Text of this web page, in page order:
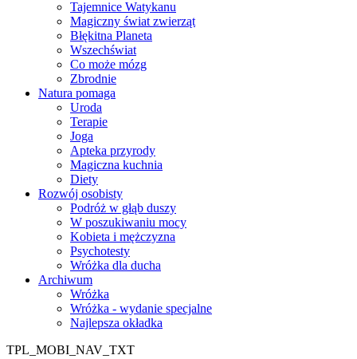
Tajemnice Watykanu
Magiczny świat zwierząt
Błękitna Planeta
Wszechświat
Co może mózg
Zbrodnie
Natura pomaga
Uroda
Terapie
Joga
Apteka przyrody
Magiczna kuchnia
Diety
Rozwój osobisty
Podróż w głąb duszy
W poszukiwaniu mocy
Kobieta i mężczyzna
Psychotesty
Wróżka dla ducha
Archiwum
Wróżka
Wróżka - wydanie specjalne
Najlepsza okładka
TPL_MOBI_NAV_TXT